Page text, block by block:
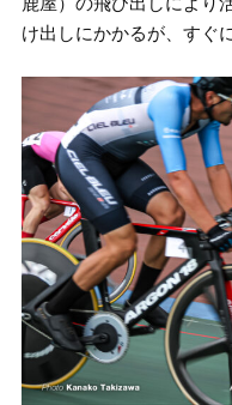
け出しにかかるが、すぐ